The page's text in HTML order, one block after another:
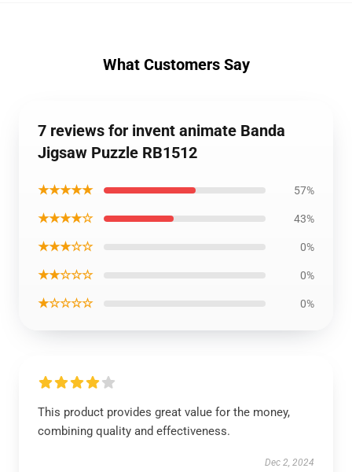
What Customers Say
7 reviews for invent animate Banda
Jigsaw Puzzle RB1512
★★★★★ 57%
★★★★☆ 43%
★★★☆☆ 0%
★★☆☆☆ 0%
★☆☆☆☆ 0%
This product provides great value for the money,
combining quality and effectiveness.
Dec 2, 2024